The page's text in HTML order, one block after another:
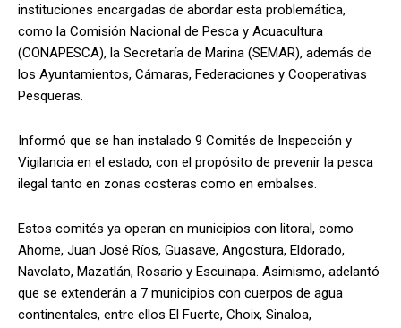
instituciones encargadas de abordar esta problemática,
como la Comisión Nacional de Pesca y Acuacultura
(CONAPESCA), la Secretaría de Marina (SEMAR), además de
los Ayuntamientos, Cámaras, Federaciones y Cooperativas
Pesqueras.
Informó que se han instalado 9 Comités de Inspección y
Vigilancia en el estado, con el propósito de prevenir la pesca
ilegal tanto en zonas costeras como en embalses.
Estos comités ya operan en municipios con litoral, como
Ahome, Juan José Ríos, Guasave, Angostura, Eldorado,
Navolato, Mazatlán, Rosario y Escuinapa. Asimismo, adelantó
que se extenderán a 7 municipios con cuerpos de agua
continentales, entre ellos El Fuerte, Choix, Sinaloa,